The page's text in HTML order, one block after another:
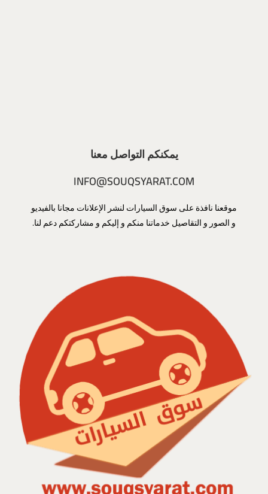
يمكنكم التواصل معنا
INFO@SOUQSYARAT.COM
موقعنا نافذة على سوق السيارات لنشر الإعلانات مجانا بالفيديو
و الصور و التقاصيل خدماتنا منكم و إليكم و مشاركتكم دعم لنا.